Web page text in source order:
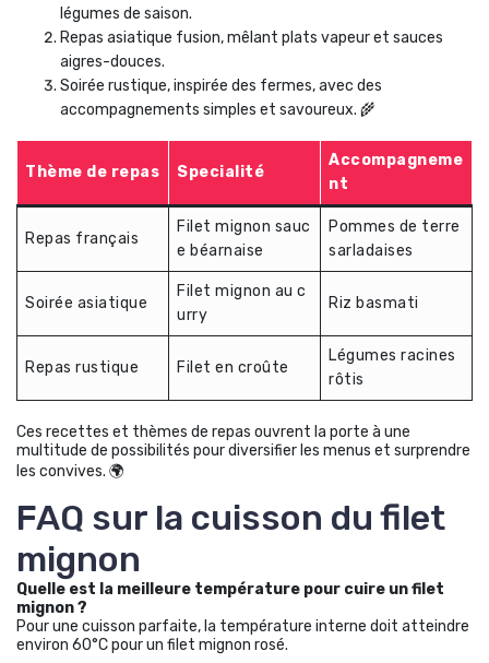
légumes de saison.
Repas asiatique fusion, mêlant plats vapeur et sauces
aigres-douces.
Soirée rustique, inspirée des fermes, avec des
accompagnements simples et savoureux. 🌾
Thème de repas Specialité
Accompagneme
nt
Repas français
Filet mignon sauc
e béarnaise
Pommes de terre
sarladaises
Soirée asiatique
Filet mignon au c
urry
Riz basmati
Repas rustique Filet en croûte
Légumes racines
rôtis
Ces recettes et thèmes de repas ouvrent la porte à une
multitude de possibilités pour diversifier les menus et surprendre
les convives. 🌍
FAQ sur la cuisson du filet
mignon
Quelle est la meilleure température pour cuire un filet
mignon ?
Pour une cuisson parfaite, la température interne doit atteindre
environ 60°C pour un filet mignon rosé.